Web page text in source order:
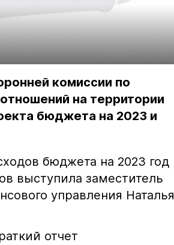
комиссии по
на территории
бюджета на 2023 и
бюджета на 2023 год
выступила заместитель
управления Наталья
отчет